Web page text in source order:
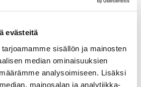
evästeitä
sisällön ja mainosten
median ominaisuuksien
analysoimiseen. Lisäksi
mainosalan ja analytiikka-